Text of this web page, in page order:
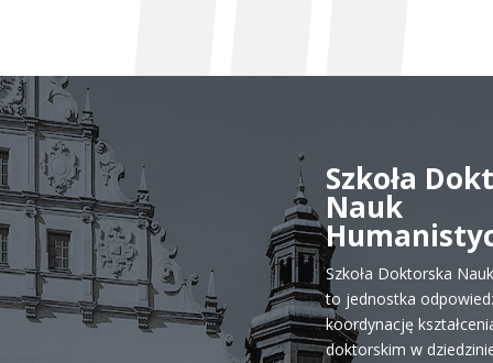
Szkoła
Nauk
Szkoła Doktorska
to jednostka
koordynację
doktorskim w